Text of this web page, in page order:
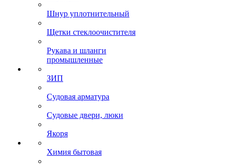
Шнур уплотнительный
Щетки стеклоочистителя
Рукава и шланги
промышленные
ЗИП
Судовая арматура
Судовые двери, люки
Якоря
Химия бытовая